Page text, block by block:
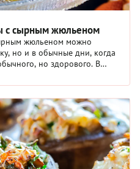
с сырным жюльеном
жюльеном можно
но и в обычные дни, когда
но здорового. В
с ...